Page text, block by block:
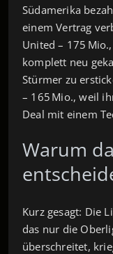
Südamerika
einem Vertrag
United – 175
komplett neu
Stürmer zu
– 165 Mio., weil
Deal mit einem
Warum
Kurz gesagt: Die
das nur die
überschreitet,